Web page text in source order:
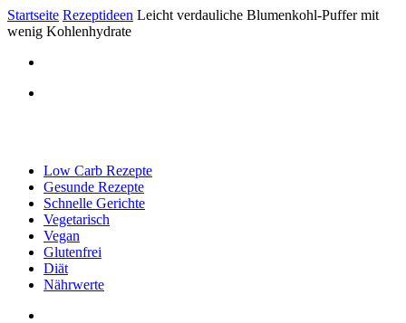
Startseite Rezeptideen Leicht verdauliche Blumenkohl-Puffer mit
wenig Kohlenhydrate
Low Carb Rezepte
Gesunde Rezepte
Schnelle Gerichte
Vegetarisch
Vegan
Glutenfrei
Diät
Nährwerte